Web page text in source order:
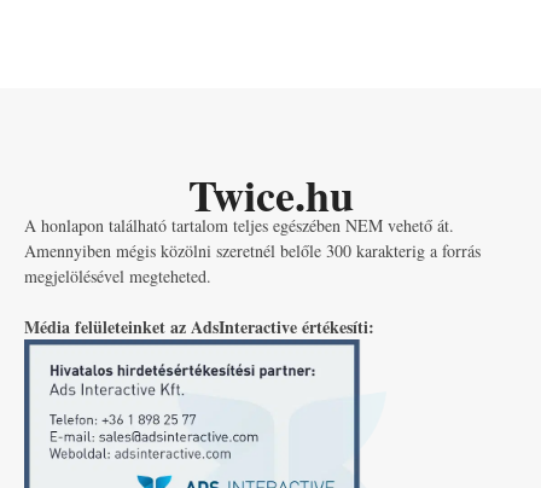
Twice.hu
A honlapon található tartalom teljes egészében NEM vehető át.
Amennyiben mégis közölni szeretnél belőle 300 karakterig a forrás
megjelölésével megteheted.
Média felületeinket az AdsInteractive értékesíti: